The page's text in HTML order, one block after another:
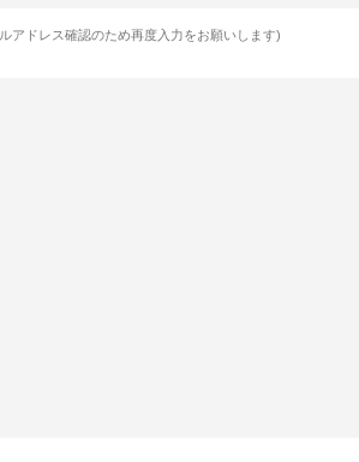
アドレス確認のため再度入力をお願いします)